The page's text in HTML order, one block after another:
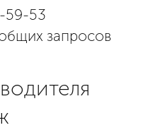
59-53
запросов